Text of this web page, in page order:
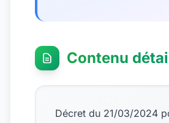
Contenu
Décret du 21/03/2024